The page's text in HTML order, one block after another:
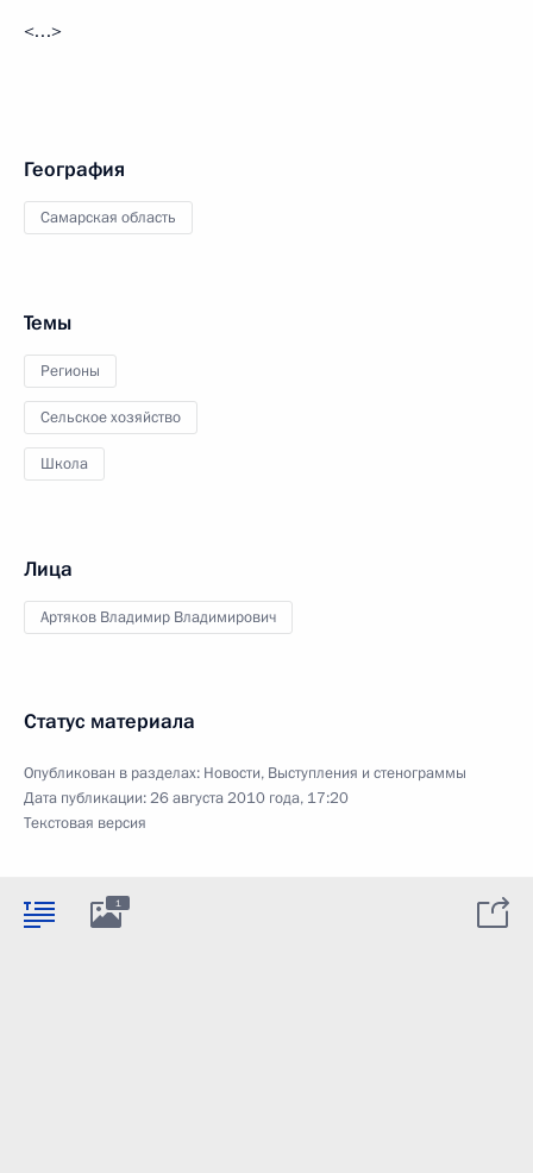
<…>
География
Самарская область
Темы
Регионы
Сельское хозяйство
Школа
Лица
Артяков Владимир Владимирович
Статус материала
Опубликован в разделах: Новости, Выступления и стенограммы
Дата публикации:26 августа 2010 года, 17:20
Текстовая версия
1